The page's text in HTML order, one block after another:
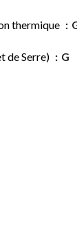
thermique
de Serre) G